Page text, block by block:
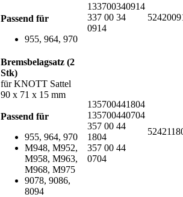
Passend für
955, 964, 970
133700340914
337 00 34
0914
Bremsbelagsatz (2
Stk)
für KNOTT Sattel
90 x 71 x 15 mm
Passend für
955, 964, 970
M948, M952,
M958, M963,
M968, M975
9078, 9086,
8094
135700441804
135700440704
357 00 44
1804
357 00 44
0704